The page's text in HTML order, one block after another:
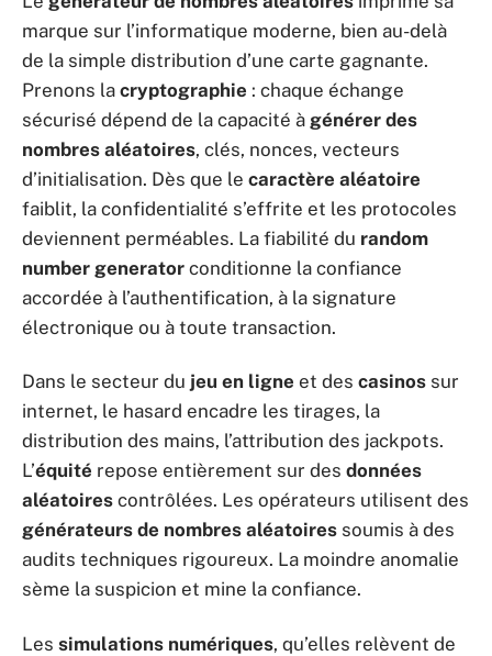
marque sur l’informatique moderne, bien au-delà
de la simple distribution d’une carte gagnante.
Prenons la cryptographie : chaque échange
sécurisé dépend de la capacité à générer des
nombres aléatoires, clés, nonces, vecteurs
d’initialisation. Dès que le caractère aléatoire
faiblit, la confidentialité s’effrite et les protocoles
deviennent perméables. La fiabilité du random
number generator conditionne la confiance
accordée à l’authentification, à la signature
électronique ou à toute transaction.
Dans le secteur du jeu en ligne et des casinos sur
internet, le hasard encadre les tirages, la
distribution des mains, l’attribution des jackpots.
L’équité repose entièrement sur des données
aléatoires contrôlées. Les opérateurs utilisent des
générateurs de nombres aléatoires soumis à des
audits techniques rigoureux. La moindre anomalie
sème la suspicion et mine la confiance.
Les simulations numériques, qu’elles relèvent de